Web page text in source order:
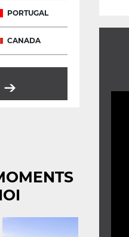
PORTUGAL
CANADA